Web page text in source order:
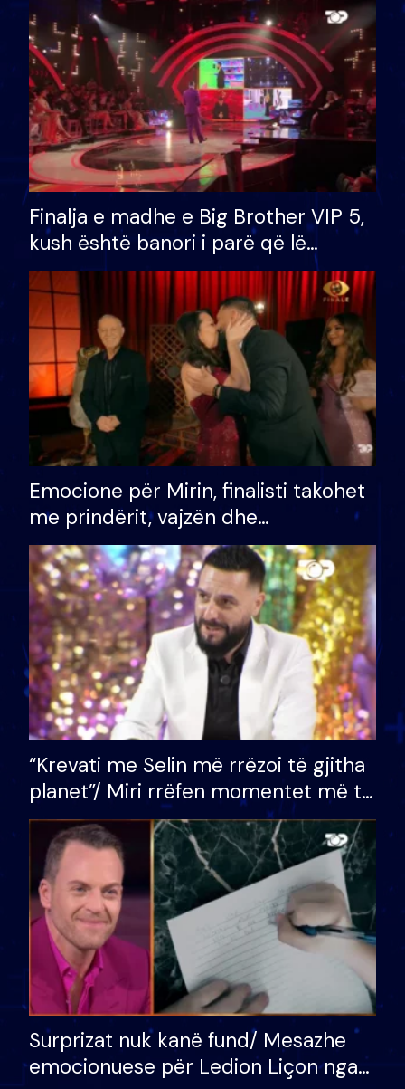
Finalja e madhe e Big Brother VIP 5,
kush është banori i parë që lë
shtëpinë dhe humb mundësinë për
të fituar çmimin e madh
Emocione për Mirin, finalisti takohet
me prindërit, vajzën dhe
bashkëshorten: S’kemi ndonjë letër
divorci apo jo?
“Krevati me Selin më rrëzoi të gjitha
planet”/ Miri rrëfen momentet më të
bukura në shtëpinë e BB VIP: Do më
mungojë zilja e mëngjesit kur…
Surprizat nuk kanë fund/ Mesazhe
emocionuese për Ledion Liçon nga